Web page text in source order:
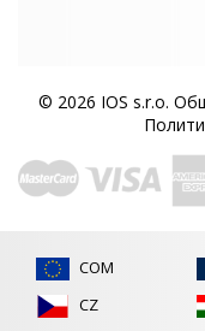
© 2026 IOS s.r.o.
COM
CZ